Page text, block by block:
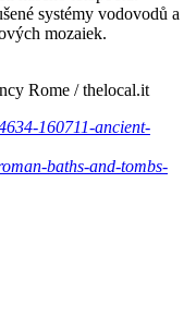
systémy vodovodů a
mozaiek.
Rome / thelocal.it
160711-ancient-
baths-and-tombs-